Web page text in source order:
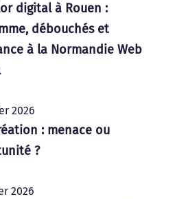
digital à Rouen :
débouchés et
à la Normandie Web
2026
: menace ou
?
2026